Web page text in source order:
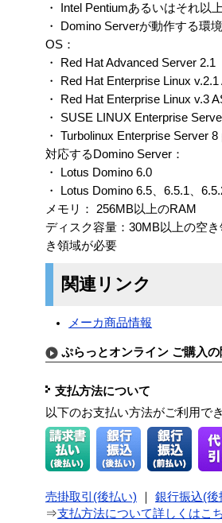
・ Intel Pentiumあるいはそれ
・ Domino Serverが動作する環境
OS：
・ Red Hat Advanced Server 2.1
・ Red Hat Enterprise Linux
・ Red Hat Enterprise Linux v.3
・ SUSE LINUX Enterprise
・ Turbolinux Enterprise Server
対応するDomino Server：
・ Lotus Domino 6.0
・ Lotus Domino 6.5、6.5.1、
メモリ： 256MB以上のRAM
ディスク容量：30MB以上の空
き領域が必要
関連リンク
メーカ商品情報
ぷらっとオンライン ご購入
支払方法について
以下のお支払い方法がご利用でき
売掛取引(後払い) 銀行振込(後
⇒支払方法について詳しくはこ